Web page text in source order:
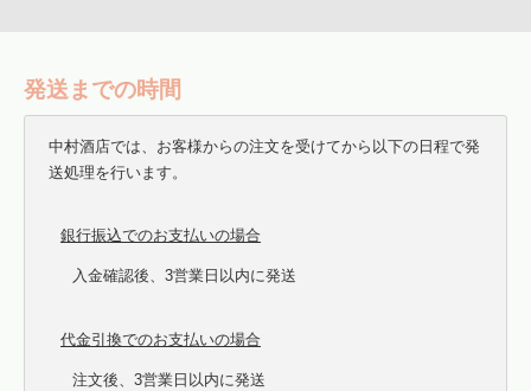
発送までの時間
中村酒店では、お客様からの注文を受けてから以下の日程で発
送処理を行います。
銀行振込でのお支払いの場合
入金確認後、3営業日以内に発送
代金引換でのお支払いの場合
注文後、3営業日以内に発送